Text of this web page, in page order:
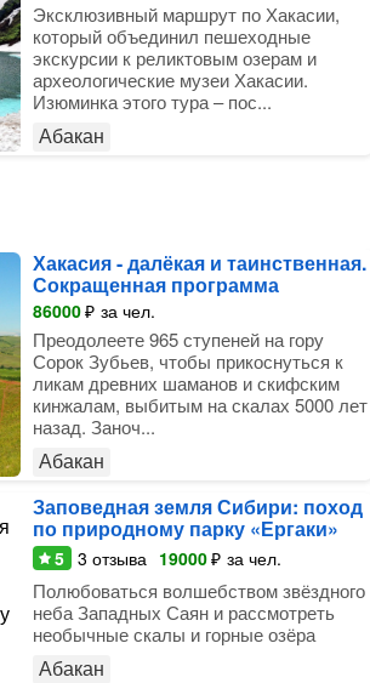
Эксклюзивный маршрут по Хакасии,
который объединил пешеходные
экскурсии к реликтовым озерам и
археологические музеи Хакасии.
Изюминка этого тура – пос...
Абакан
Хакасия - далёкая и таинственная.
Сокращенная программа
86000₽ за чел.
Преодолеете 965 ступеней на гору
Сорок Зубьев, чтобы прикоснуться к
ликам древних шаманов и скифским
кинжалам, выбитым на скалах 5000 лет
назад. Заноч...
Абакан
Заповедная земля Сибири: поход
по природному парку «Ергаки»
5 3 отзыва 19000₽ за чел.
Полюбоваться волшебством звёздного
неба Западных Саян и рассмотреть
необычные скалы и горные озёра
Абакан